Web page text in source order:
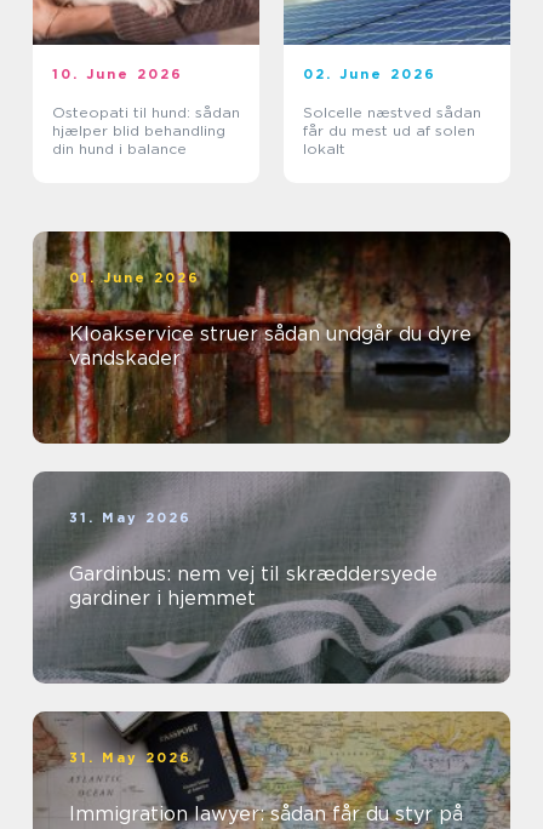
10. June 2026
Osteopati til hund: sådan
hjælper blid behandling
din hund i balance
02. June 2026
Solcelle næstved sådan
får du mest ud af solen
lokalt
01. June 2026
Kloakservice struer sådan undgår du dyre
vandskader
31. May 2026
Gardinbus: nem vej til skræddersyede
gardiner i hjemmet
31. May 2026
Immigration lawyer: sådan får du styr på